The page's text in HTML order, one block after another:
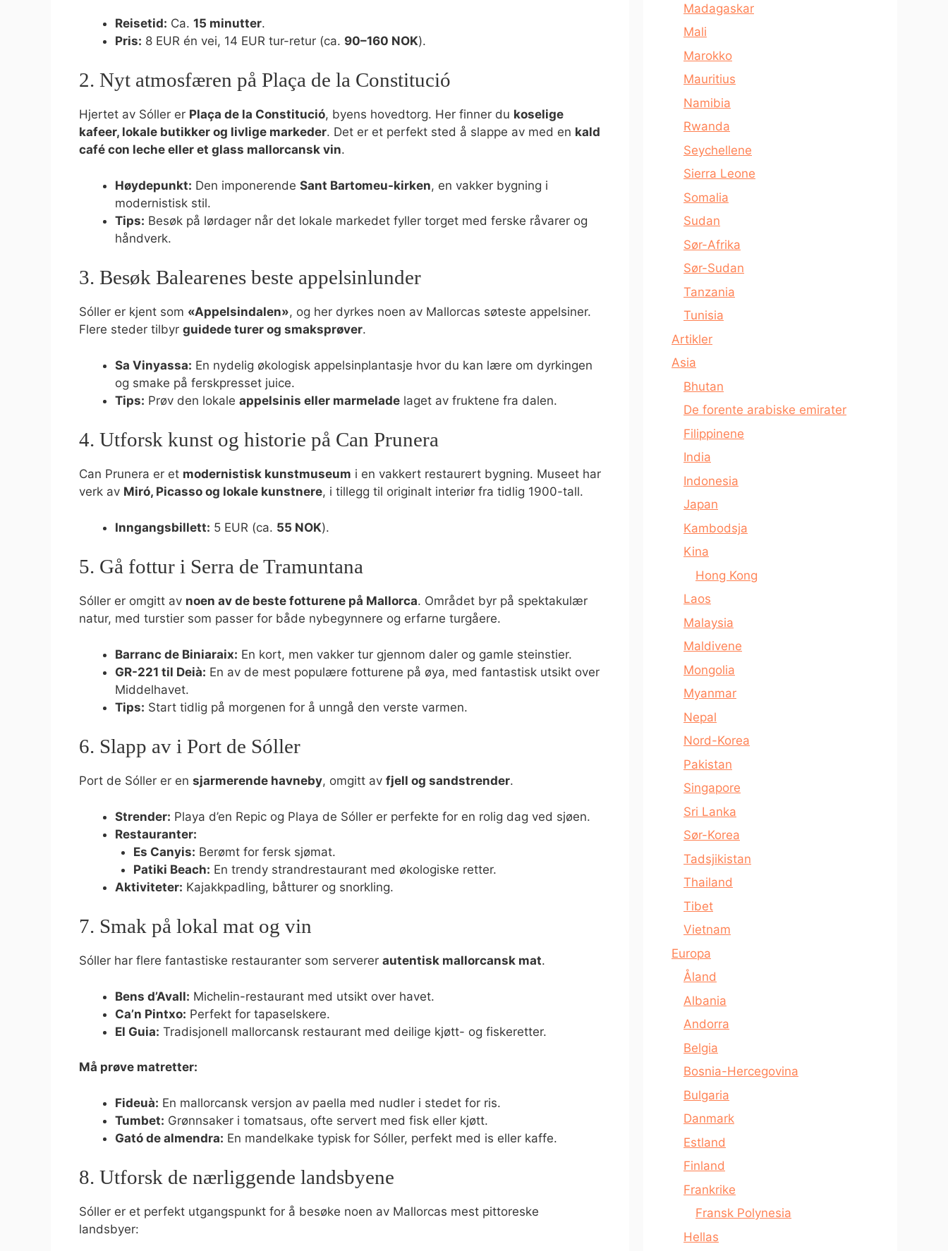
Reisetid: Ca. 15 minutter.
Pris: 8 EUR én vei, 14 EUR tur-retur (ca. 90–160 NOK).
2. Nyt atmosfæren på Plaça de la Constitució
Hjertet av Sóller er Plaça de la Constitució, byens hovedtorg. Her finner du koselige
kafeer, lokale butikker og livlige markeder. Det er et perfekt sted å slappe av med en kald
café con leche eller et glass mallorcansk vin.
Høydepunkt: Den imponerende Sant Bartomeu-kirken, en vakker bygning i
modernistisk stil.
Tips: Besøk på lørdager når det lokale markedet fyller torget med ferske råvarer og
håndverk.
3. Besøk Balearenes beste appelsinlunder
Sóller er kjent som «Appelsindalen», og her dyrkes noen av Mallorcas søteste appelsiner.
Flere steder tilbyr guidede turer og smaksprøver.
Sa Vinyassa: En nydelig økologisk appelsinplantasje hvor du kan lære om dyrkingen
og smake på ferskpresset juice.
Tips: Prøv den lokale appelsinis eller marmelade laget av fruktene fra dalen.
4. Utforsk kunst og historie på Can Prunera
Can Prunera er et modernistisk kunstmuseum i en vakkert restaurert bygning. Museet har
verk av Miró, Picasso og lokale kunstnere, i tillegg til originalt interiør fra tidlig 1900-tall.
Inngangsbillett: 5 EUR (ca. 55 NOK).
5. Gå fottur i Serra de Tramuntana
Sóller er omgitt av noen av de beste fotturene på Mallorca. Området byr på spektakulær
natur, med turstier som passer for både nybegynnere og erfarne turgåere.
Barranc de Biniaraix: En kort, men vakker tur gjennom daler og gamle steinstier.
GR-221 til Deià: En av de mest populære fotturene på øya, med fantastisk utsikt over
Middelhavet.
Tips: Start tidlig på morgenen for å unngå den verste varmen.
6. Slapp av i Port de Sóller
Port de Sóller er en sjarmerende havneby, omgitt av fjell og sandstrender.
Strender: Playa d’en Repic og Playa de Sóller er perfekte for en rolig dag ved sjøen.
Restauranter:
Es Canyis: Berømt for fersk sjømat.
Patiki Beach: En trendy strandrestaurant med økologiske retter.
Aktiviteter: Kajakkpadling, båtturer og snorkling.
7. Smak på lokal mat og vin
Sóller har flere fantastiske restauranter som serverer autentisk mallorcansk mat.
Bens d’Avall: Michelin-restaurant med utsikt over havet.
Ca’n Pintxo: Perfekt for tapaselskere.
El Guia: Tradisjonell mallorcansk restaurant med deilige kjøtt- og fiskeretter.
Må prøve matretter:
Fideuà: En mallorcansk versjon av paella med nudler i stedet for ris.
Tumbet: Grønnsaker i tomatsaus, ofte servert med fisk eller kjøtt.
Gató de almendra: En mandelkake typisk for Sóller, perfekt med is eller kaffe.
8. Utforsk de nærliggende landsbyene
Sóller er et perfekt utgangspunkt for å besøke noen av Mallorcas mest pittoreske
landsbyer:
Madagaskar
Mali
Marokko
Mauritius
Namibia
Rwanda
Seychellene
Sierra Leone
Somalia
Sudan
Sør-Afrika
Sør-Sudan
Tanzania
Tunisia
Artikler
Asia
Bhutan
De forente arabiske emirater
Filippinene
India
Indonesia
Japan
Kambodsja
Kina
Hong Kong
Laos
Malaysia
Maldivene
Mongolia
Myanmar
Nepal
Nord-Korea
Pakistan
Singapore
Sri Lanka
Sør-Korea
Tadsjikistan
Thailand
Tibet
Vietnam
Europa
Åland
Albania
Andorra
Belgia
Bosnia-Hercegovina
Bulgaria
Danmark
Estland
Finland
Frankrike
Fransk Polynesia
Hellas